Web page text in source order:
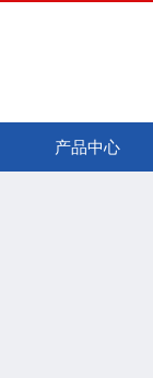
产品中心